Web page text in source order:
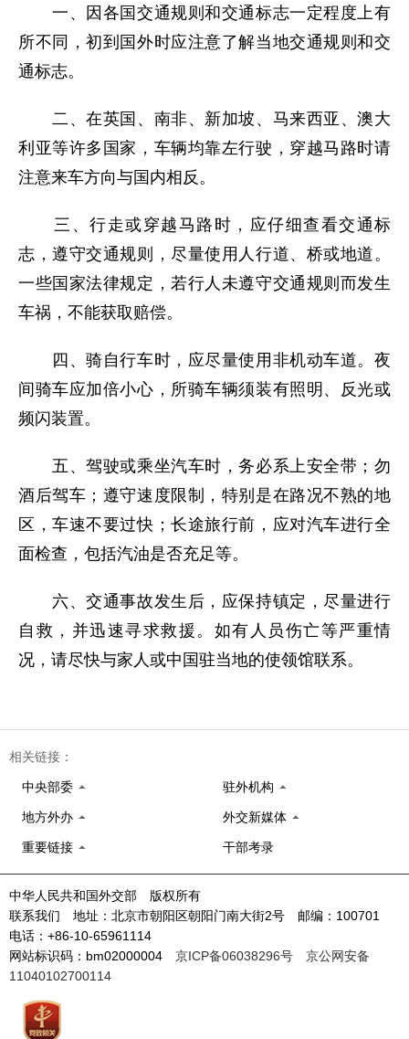
一、因各国交通规则和交通标志一定程度上有
所不同，初到国外时应注意了解当地交通规则和交
通标志。
二、在英国、南非、新加坡、马来西亚、澳大
利亚等许多国家，车辆均靠左行驶，穿越马路时请
注意来车方向与国内相反。
三、行走或穿越马路时，应仔细查看交通标
志，遵守交通规则，尽量使用人行道、桥或地道。
一些国家法律规定，若行人未遵守交通规则而发生
车祸，不能获取赔偿。
四、骑自行车时，应尽量使用非机动车道。夜
间骑车应加倍小心，所骑车辆须装有照明、反光或
频闪装置。
五、驾驶或乘坐汽车时，务必系上安全带；勿
酒后驾车；遵守速度限制，特别是在路况不熟的地
区，车速不要过快；长途旅行前，应对汽车进行全
面检查，包括汽油是否充足等。
六、交通事故发生后，应保持镇定，尽量进行
自救，并迅速寻求救援。如有人员伤亡等严重情
况，请尽快与家人或中国驻当地的使领馆联系。
相关链接：
中央部委 驻外机构
地方外办 外交新媒体
重要链接 干部考录
中华人民共和国外交部 版权所有
联系我们 地址：北京市朝阳区朝阳门南大街2号 邮编：100701
电话：+86-10-65961114
网站标识码：bm02000004 京ICP备06038296号
京公网安备
11040102700114